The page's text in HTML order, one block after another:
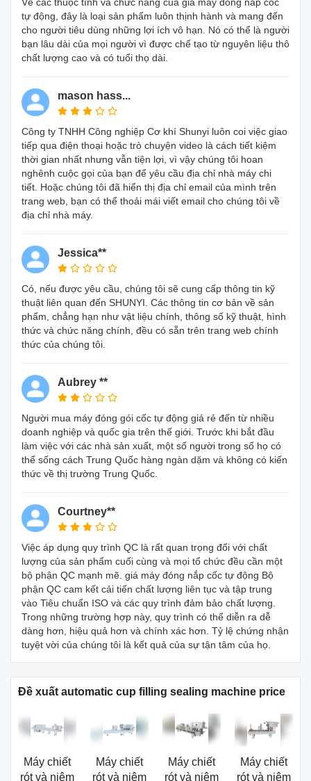
tự động, đây là loại sản phẩm luôn thịnh hành và mang đến
cho người tiêu dùng những lợi ích vô hạn. Nó có thể là người
bạn lâu dài của mọi người vì được chế tạo từ nguyên liệu thô
chất lượng cao và có tuổi thọ dài.
mason hass...
Công ty TNHH Công nghiệp Cơ khí Shunyi luôn coi việc giao
tiếp qua điện thoại hoặc trò chuyện video là cách tiết kiệm
thời gian nhất nhưng vẫn tiện lợi, vì vậy chúng tôi hoan
nghênh cuộc gọi của bạn để yêu cầu địa chỉ nhà máy chi
tiết. Hoặc chúng tôi đã hiển thị địa chỉ email của mình trên
trang web, bạn có thể thoải mái viết email cho chúng tôi về
địa chỉ nhà máy.
Jessica**
Có, nếu được yêu cầu, chúng tôi sẽ cung cấp thông tin kỹ
thuật liên quan đến SHUNYI. Các thông tin cơ bản về sản
phẩm, chẳng hạn như vật liệu chính, thông số kỹ thuật, hình
thức và chức năng chính, đều có sẵn trên trang web chính
thức của chúng tôi.
Aubrey **
Người mua máy đóng gói cốc tự động giá rẻ đến từ nhiều
doanh nghiệp và quốc gia trên thế giới. Trước khi bắt đầu
làm việc với các nhà sản xuất, một số người trong số họ có
thể sống cách Trung Quốc hàng ngàn dặm và không có kiến
​​thức về thị trường Trung Quốc.
Courtney**
Việc áp dụng quy trình QC là rất quan trọng đối với chất
lượng của sản phẩm cuối cùng và mọi tổ chức đều cần một
bộ phận QC mạnh mẽ. giá máy đóng nắp cốc tự động Bộ
phận QC cam kết cải tiến chất lượng liên tục và tập trung
vào Tiêu chuẩn ISO và các quy trình đảm bảo chất lượng.
Trong những trường hợp này, quy trình có thể diễn ra dễ
dàng hơn, hiệu quả hơn và chính xác hơn. Tỷ lệ chứng nhận
tuyệt vời của chúng tôi là kết quả của sự tận tâm của họ.
Đề xuất automatic cup filling sealing machine price
Máy chiết
rót và niêm
Máy chiết
rót và niêm
Máy chiết
rót và niêm
Máy chiết
rót và niêm